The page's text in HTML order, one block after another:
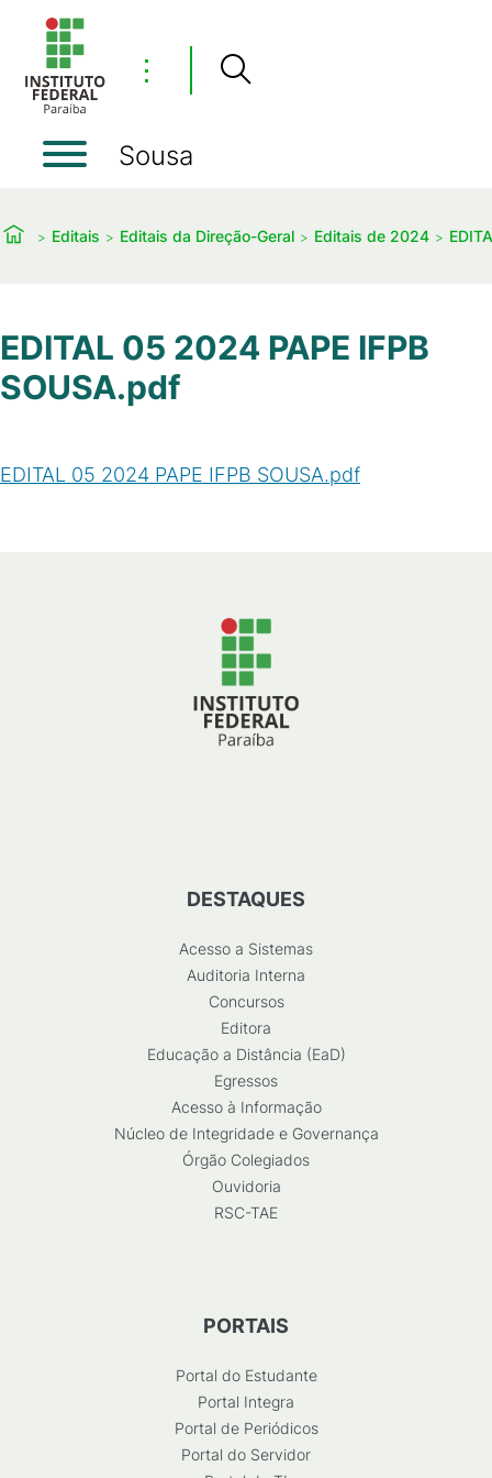
⋮
Sousa
Editais Editais da Direção-Geral Editais de 2024
EDITAL 05 2024 PAPE IFPB
SOUSA.pdf
EDITAL 05 2024 PAPE IFPB SOUSA.pdf
DESTAQUES
Acesso a Sistemas
Auditoria Interna
Concursos
Editora
Educação a Distância (EaD)
Egressos
Acesso à Informação
Núcleo de Integridade e Governança
Órgão Colegiados
Ouvidoria
RSC-TAE
PORTAIS
Portal do Estudante
Portal Integra
Portal de Periódicos
Portal do Servidor